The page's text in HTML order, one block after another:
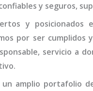
y seguros,
y
por ser cumplidos
servicio a
un amplio portafolio